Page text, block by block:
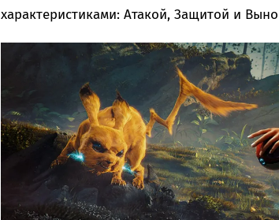
характеристиками: Атакой, Защитой и